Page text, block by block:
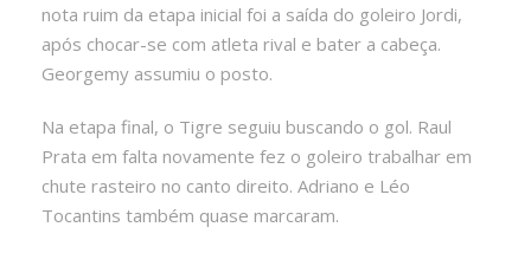
nota ruim da etapa inicial foi a saída do goleiro Jordi,
após chocar-se com atleta rival e bater a cabeça.
Georgemy assumiu o posto.
Na etapa final, o Tigre seguiu buscando o gol. Raul
Prata em falta novamente fez o goleiro trabalhar em
chute rasteiro no canto direito. Adriano e Léo
Tocantins também quase marcaram.